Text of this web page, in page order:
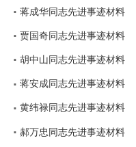
蒋成华同志先进事迹材料
贾国奇同志先进事迹材料
胡中山同志先进事迹材料
蒋安成同志先进事迹材料
黄纬禄同志先进事迹材料
郝万忠同志先进事迹材料